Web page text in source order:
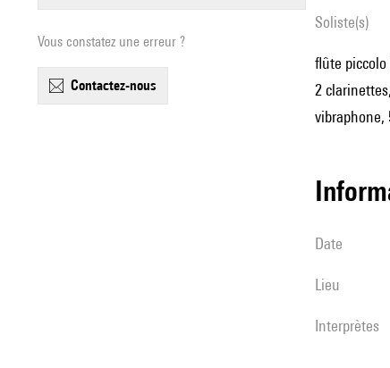
Vous constatez une erreur ?
contactez-nous
Soliste(s)
flûte piccolo
2
vibraphone,
date
lieu
interprètes